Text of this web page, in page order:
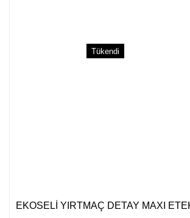
Tükendi
EKOSELİ YIRTMAÇ DETAY MAXI